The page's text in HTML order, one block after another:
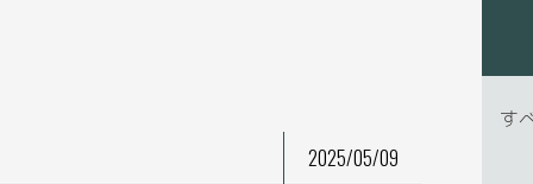
2025/05/09
す